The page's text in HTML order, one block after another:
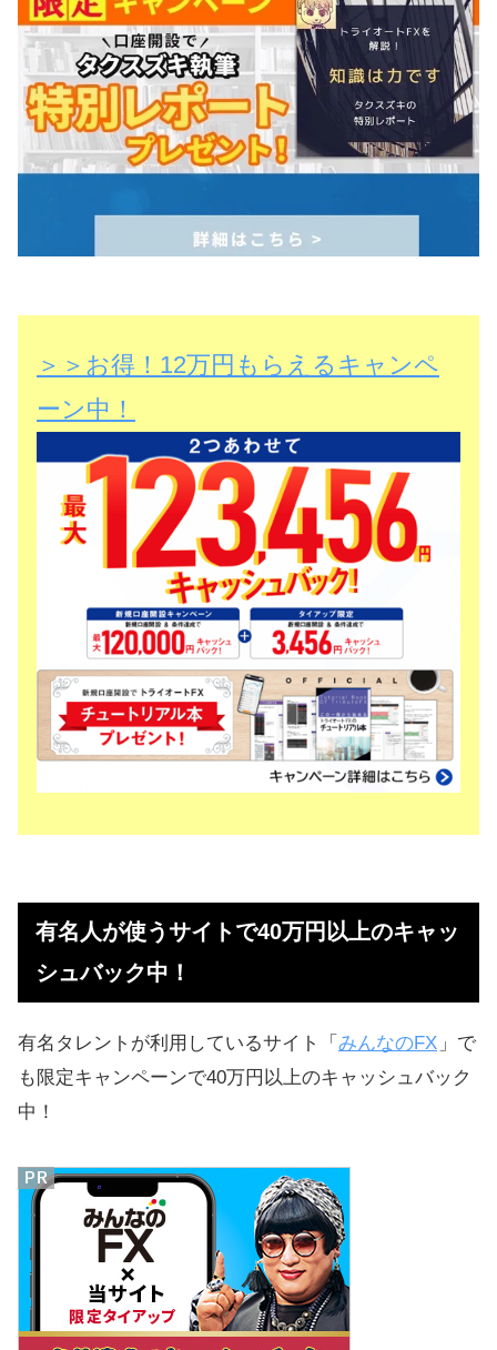
＞＞お得！12万円もらえるキャンペ
ーン中！
有名人が使うサイトで40万円以上のキャッ
シュバック中！
有名タレントが利用しているサイト「 みんなのFX 」で
も限定キャンペーンで40万円以上のキャッシュバック
中！